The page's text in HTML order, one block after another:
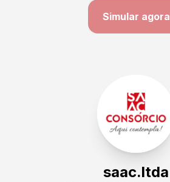
Simular agora
saac.ltda